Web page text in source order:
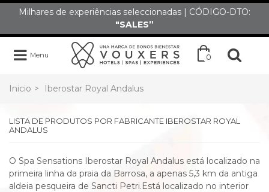
Milhares de experiências seleccionadas | CÓDIGO-DTO:
"SALES”
Menu 0
Inicio > Iberostar Royal Andalus
LISTA DE PRODUTOS POR FABRICANTE IBEROSTAR ROYAL
ANDALUS
O Spa Sensations Iberostar Royal Andalus está localizado na
primeira linha da praia da Barrosa, a apenas 5,3 km da antiga
aldeia pesqueira de Sancti Petri.Está localizado no interior